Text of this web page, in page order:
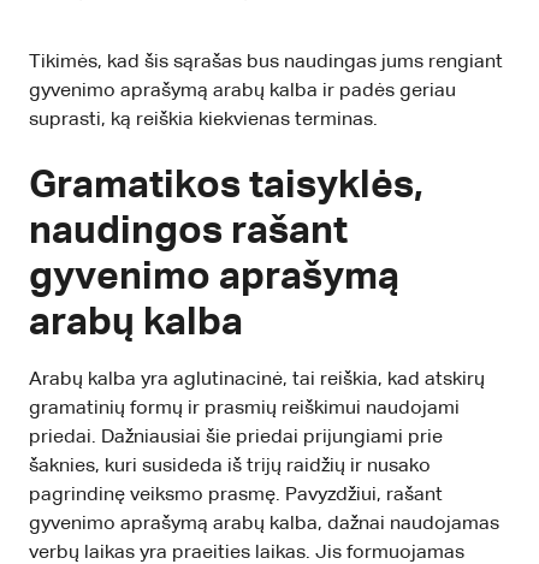
Tikimės, kad šis sąrašas bus naudingas jums rengiant
gyvenimo aprašymą arabų kalba ir padės geriau
suprasti, ką reiškia kiekvienas terminas.
Gramatikos taisyklės,
naudingos rašant
gyvenimo aprašymą
arabų kalba
Arabų kalba yra aglutinacinė, tai reiškia, kad atskirų
gramatinių formų ir prasmių reiškimui naudojami
priedai. Dažniausiai šie priedai prijungiami prie
šaknies, kuri susideda iš trijų raidžių ir nusako
pagrindinę veiksmo prasmę. Pavyzdžiui, rašant
gyvenimo aprašymą arabų kalba, dažnai naudojamas
verbų laikas yra praeities laikas. Jis formuojamas